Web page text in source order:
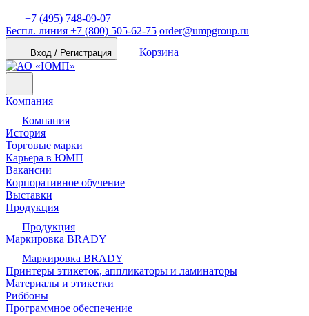
+7 (495) 748-09-07
Беспл. линия +7 (800) 505-62-75 order@umpgroup.ru
Вход / Регистрация Корзина
Компания
Компания
История
Торговые марки
Карьера в ЮМП
Вакансии
Корпоративное обучение
Выставки
Продукция
Продукция
Маркировка BRADY
Маркировка BRADY
Принтеры этикеток, аппликаторы и ламинаторы
Материалы и этикетки
Риббоны
Программное обеспечение